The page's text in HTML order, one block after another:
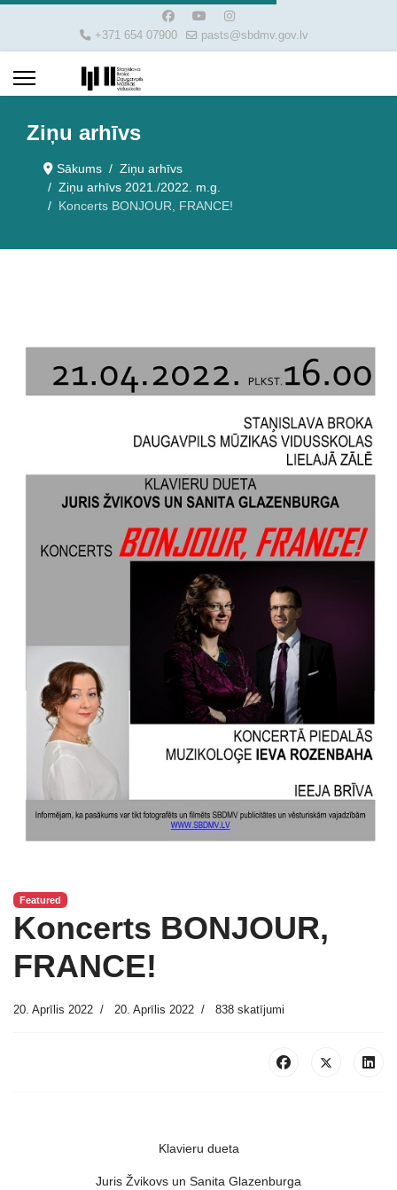
+371 654 07900 pasts@sbdmv.gov.lv
Ziņu arhīvs
Sākums
Ziņu arhīvs
Ziņu arhīvs 2021./2022. m.g.
Koncerts BONJOUR, FRANCE!
Featured
Koncerts BONJOUR,
FRANCE!
20. Aprīlis 2022 20. Aprīlis 2022 838 skatījumi
Klavieru dueta
Juris Žvikovs un Sanita Glazenburga